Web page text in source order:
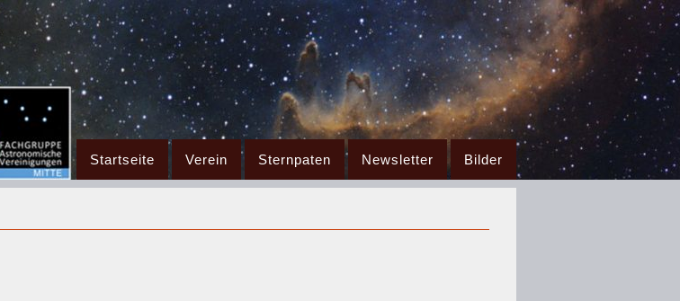
Inhalt
springen
Startseite Verein Sternpaten Newsletter Bilder